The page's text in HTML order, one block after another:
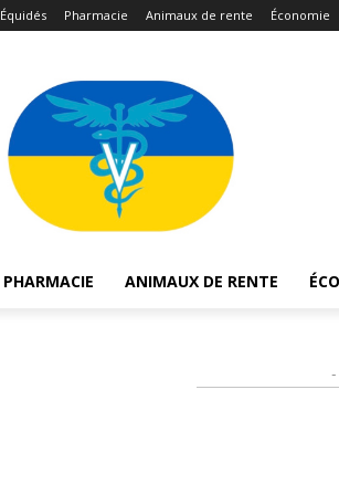
Équidés Pharmacie Animaux de rente Économie
PHARMACIE ANIMAUX DE RENTE
-